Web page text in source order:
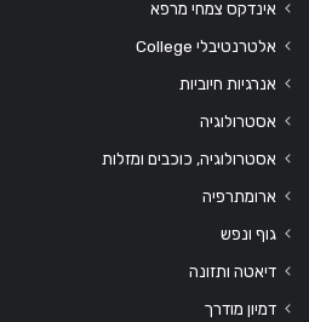
אינדקס צמחי מרפא
אלטרנטיבלי College
אנרגיות חיוביות
אסטרולוגיה
אסטרולוגיה, כוכבים ומזלות
ארומתרפיה
גוף ונפש
דיאטה ותזונה
דמיון מודרך